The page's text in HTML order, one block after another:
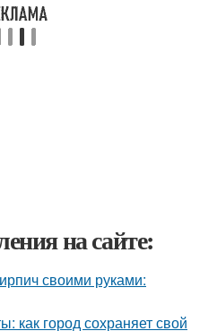
на сайте:
своими руками:
как город сохраняет свой